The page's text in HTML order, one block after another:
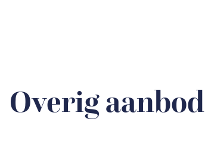
Overig aanbod